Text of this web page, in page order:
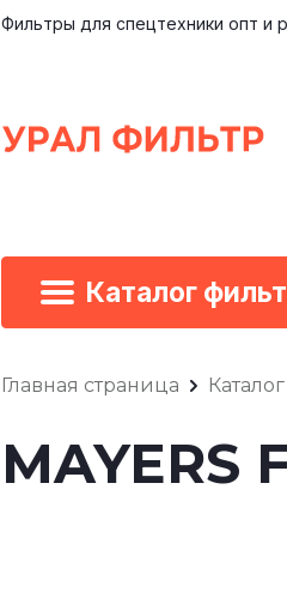
Каталог
Фильтры для спецтехники опт и
Главная страница
MAYERS